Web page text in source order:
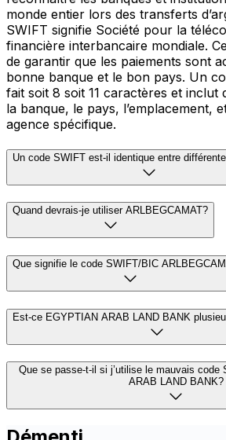
monde entier lors des transferts
SWIFT signifie Société pour la
financière interbancaire mondiale.
de garantir que les paiements sont
bonne banque et le bon pays. Un
fait soit 8 soit 11 caractères et inclut
la banque, le pays, l’emplacement,
agence spécifique.
Un code SWIFT est-il identique entre
Quand devrais-je utiliser ARLBEGCAMAT?
Que signifie le code SWIFT/BIC
Est-ce EGYPTIAN ARAB LAND BANK
Que se passe-t-il si j’utilise le mauvais code
ARAB LAND BANK?